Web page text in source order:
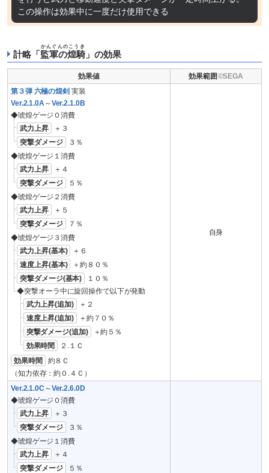
この操作は効果中に一度だけ使用できる
計略「 監軍の煌騎
かんぐんのこうき
」の効果
効果値
効果範囲
第３弾 六極の煌剣 実装
Ver.2.1.0A ～Ver.2.1.0B
◆琥煌ゲージ０消費
武力上昇
＋３
突撃ダメージ
３％
◆琥煌ゲージ１消費
武力上昇
＋４
突撃ダメージ
５％
◆琥煌ゲージ２消費
武力上昇
＋５
突撃ダメージ
７％
◆琥煌ゲージ３消費
武力上昇(基本)
＋６
速度上昇(基本)
＋約８０％
突撃ダメージ(基本)
１０％
◆突撃オーラ中に旋回操作で以下が発動
武力上昇(追加)
＋２
速度上昇(追加)
＋約７０％
突撃ダメージ(追加)
＋約５％
効果時間
２.１Ｃ
効果時間
約８Ｃ
（知力依存：約０.４Ｃ）
自身
Ver.2.1.0C～Ver.2.6.0D
◆琥煌ゲージ０消費
武力上昇
＋３
突撃ダメージ
３％
◆琥煌ゲージ１消費
武力上昇
＋４
突撃ダメージ
５％